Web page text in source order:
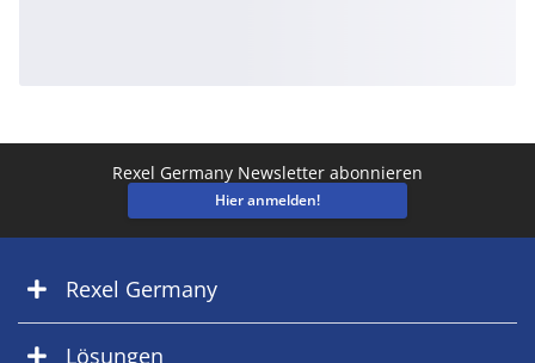
Rexel Germany Newsletter abonnieren
Hier anmelden!
Rexel Germany
Lösungen